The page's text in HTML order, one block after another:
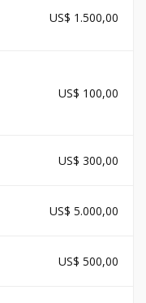
US$ 1.500,00
US$ 100,00
US$ 300,00
US$ 5.000,00
US$ 500,00